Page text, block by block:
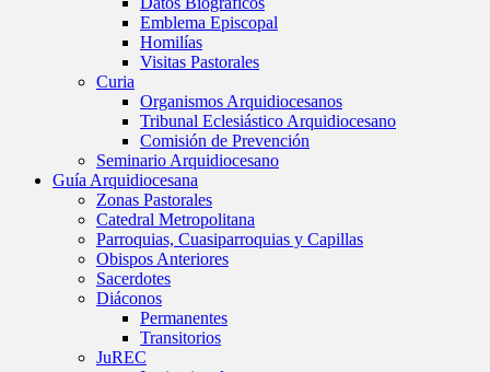
Emblema Episcopal
Homilías
Visitas Pastorales
Curia
Organismos Arquidiocesanos
Tribunal Eclesiástico Arquidiocesano
Comisión de Prevención
Seminario Arquidiocesano
Guía Arquidiocesana
Zonas Pastorales
Catedral Metropolitana
Parroquias, Cuasiparroquias y Capillas
Obispos Anteriores
Sacerdotes
Diáconos
Permanentes
Transitorios
JuREC